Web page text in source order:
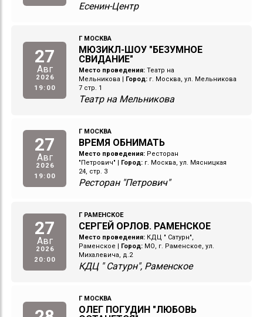
Есенин-Центр
27
Авг
2026
19:00
Г МОСКВА
МЮЗИКЛ-ШОУ "БЕЗУМНОЕ
СВИДАНИЕ"
Место проведения: Театр на
Мельникова
Город: г. Москва, ул. Мельникова
7 стр. 1
Театр на Мельникова
27
Авг
2026
19:00
Г МОСКВА
ВРЕМЯ ОБНИМАТЬ
Место проведения: Ресторан
"Петрович"
Город: г. Москва, ул. Мясницкая
24, стр. 3
Ресторан "Петрович"
27
Авг
2026
20:00
Г РАМЕНСКОЕ
СЕРГЕЙ ОРЛОВ. РАМЕНСКОЕ
Место проведения: КДЦ " Сатурн",
Раменское
Город: МО, г. Раменское, ул.
Михалевича, д.2
КДЦ " Сатурн", Раменское
Г МОСКВА
ОЛЕГ ПОГУДИН "ЛЮБОВЬ